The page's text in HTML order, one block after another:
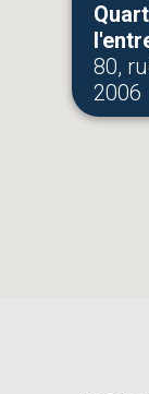
80,
2006